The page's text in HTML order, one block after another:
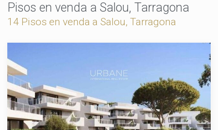
Pisos en venda a Salou, Tarragona
14 Pisos en venda a Salou, Tarragona